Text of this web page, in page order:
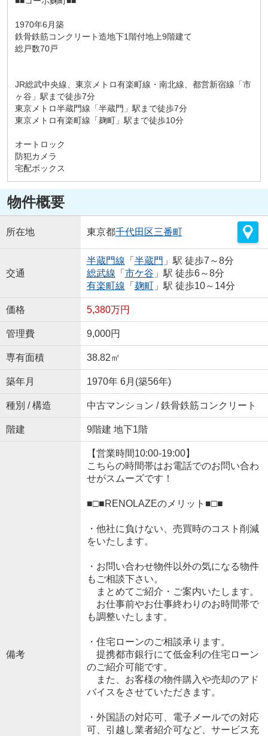
1970年6月築
鉄骨鉄筋コンクリート造地下1階付地上9階建て
総戸数70戸
JR総武中央線、東京メトロ有楽町線・南北線、都営新宿線「市
ヶ谷」駅まで徒歩7分
東京メトロ半蔵門線「半蔵門」駅まで徒歩7分
東京メトロ有楽町線「麹町」駅まで徒歩10分
オートロック
防犯カメラ
宅配ボックス
物件概要
所在地 東京都千代田区三番町
交通
半蔵門線 「 半蔵門 」駅 徒歩7～8分
総武線 「 市ケ谷 」駅 徒歩6～8分
有楽町線 「 麹町」駅 徒歩10～14分
価格 5,380万円
管理費 9,000円
専有面積 38.82㎡
築年月 1970年 6月(築56年)
種別 / 構造 中古マンション / 鉄骨鉄筋コンクリート
階建 9階建 地下1階
備考
【営業時間10:00-19:00】
こちらの時間帯はお電話でのお問い合わ
せがスムーズです！
■□■RENOLAZEのメリット■□■
・他社に負けない、売買時のコスト削減
をいたします。
・お問い合わせ物件以外の気になる物件
もご相談下さい。
まとめてご紹介・ご案内いたします。
お仕事前やお仕事終わりのお時間帯で
も調整いたします。
・住宅ローンのご相談承ります。
提携都市銀行にて低金利の住宅ローン
のご紹介可能です。
また、お客様の物件購入や売却のアド
バイスをさせていただきます。
・外国語の対応可、電子メールでの対応
可、引越し業者紹介可など、サービス充